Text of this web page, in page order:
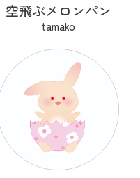
空飛ぶメロンパン
tamako